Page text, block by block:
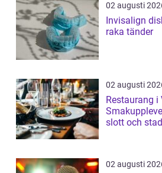
02 augusti
Invisalign diskret tandreglering för
raka tänder
02 augusti
Restaurang i
slott och
02 augusti